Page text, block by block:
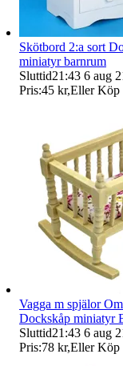
Skötbord 2:a sort
miniatyr barnrum
Sluttid21:43 6 aug
Pris:45 kr,Eller Köp
Vagga m spjälor
Dockskåp miniatyr
Sluttid21:43 6 aug
Pris:78 kr,Eller Köp